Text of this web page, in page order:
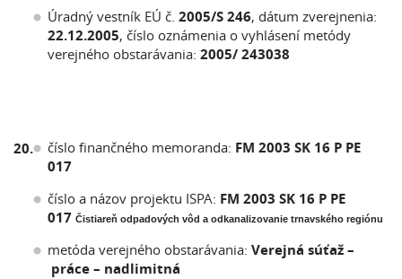
Úradný vestník EÚ č. 2005/S 246, dátum zverejnenia:
22.12.2005, číslo oznámenia o vyhlásení metódy
verejného obstarávania: 2005/ 243038
20. číslo finančného memoranda: FM 2003 SK 16 P PE
017
číslo a názov projektu ISPA: FM 2003 SK 16 P PE
017 Čistiareň odpadových vôd a odkanalizovanie trnavského regiónu
metóda verejného obstarávania: Verejná súťaž –
práce – nadlimitná